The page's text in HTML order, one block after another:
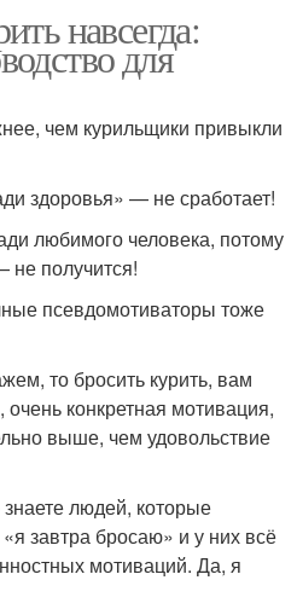
навсегда:
для
чем курильщики привыкли
здоровья» — не сработает!
любимого человека, потому
не получится!
псевдомотиваторы тоже
то бросить курить, вам
конкретная мотивация,
выше, чем удовольствие
людей, которые
завтра бросаю» и у них всё
мотиваций. Да, я